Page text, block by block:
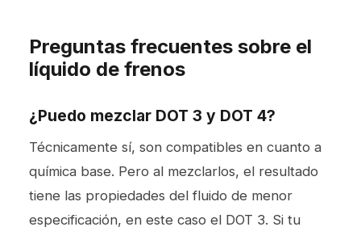
Preguntas frecuentes sobre el
líquido de frenos
¿Puedo mezclar DOT 3 y DOT 4?
Técnicamente sí, son compatibles en cuanto a
química base. Pero al mezclarlos, el resultado
tiene las propiedades del fluido de menor
especificación, en este caso el DOT 3. Si tu